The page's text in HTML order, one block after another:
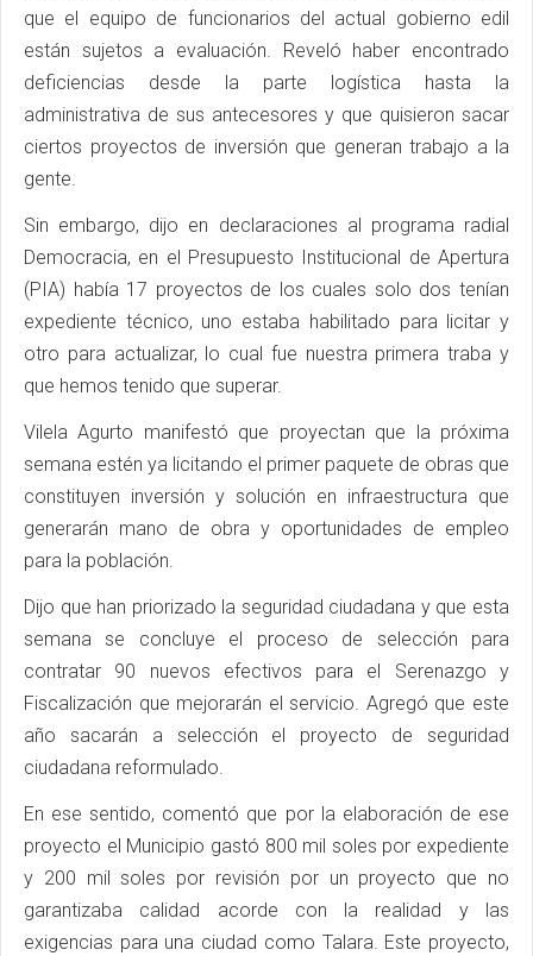
que el equipo de funcionarios del actual gobierno edil
están sujetos a evaluación. Reveló haber encontrado
deficiencias desde la parte logística hasta la
administrativa de sus antecesores y que quisieron sacar
ciertos proyectos de inversión que generan trabajo a la
gente.
Sin embargo, dijo en declaraciones al programa radial
Democracia, en el Presupuesto Institucional de Apertura
(PIA) había 17 proyectos de los cuales solo dos tenían
expediente técnico, uno estaba habilitado para licitar y
otro para actualizar, lo cual fue nuestra primera traba y
que hemos tenido que superar.
Vilela Agurto manifestó que proyectan que la próxima
semana estén ya licitando el primer paquete de obras que
constituyen inversión y solución en infraestructura que
generarán mano de obra y oportunidades de empleo
para la población.
Dijo que han priorizado la seguridad ciudadana y que esta
semana se concluye el proceso de selección para
contratar 90 nuevos efectivos para el Serenazgo y
Fiscalización que mejorarán el servicio. Agregó que este
año sacarán a selección el proyecto de seguridad
ciudadana reformulado.
En ese sentido, comentó que por la elaboración de ese
proyecto el Municipio gastó 800 mil soles por expediente
y 200 mil soles por revisión por un proyecto que no
garantizaba calidad acorde con la realidad y las
exigencias para una ciudad como Talara. Este proyecto,